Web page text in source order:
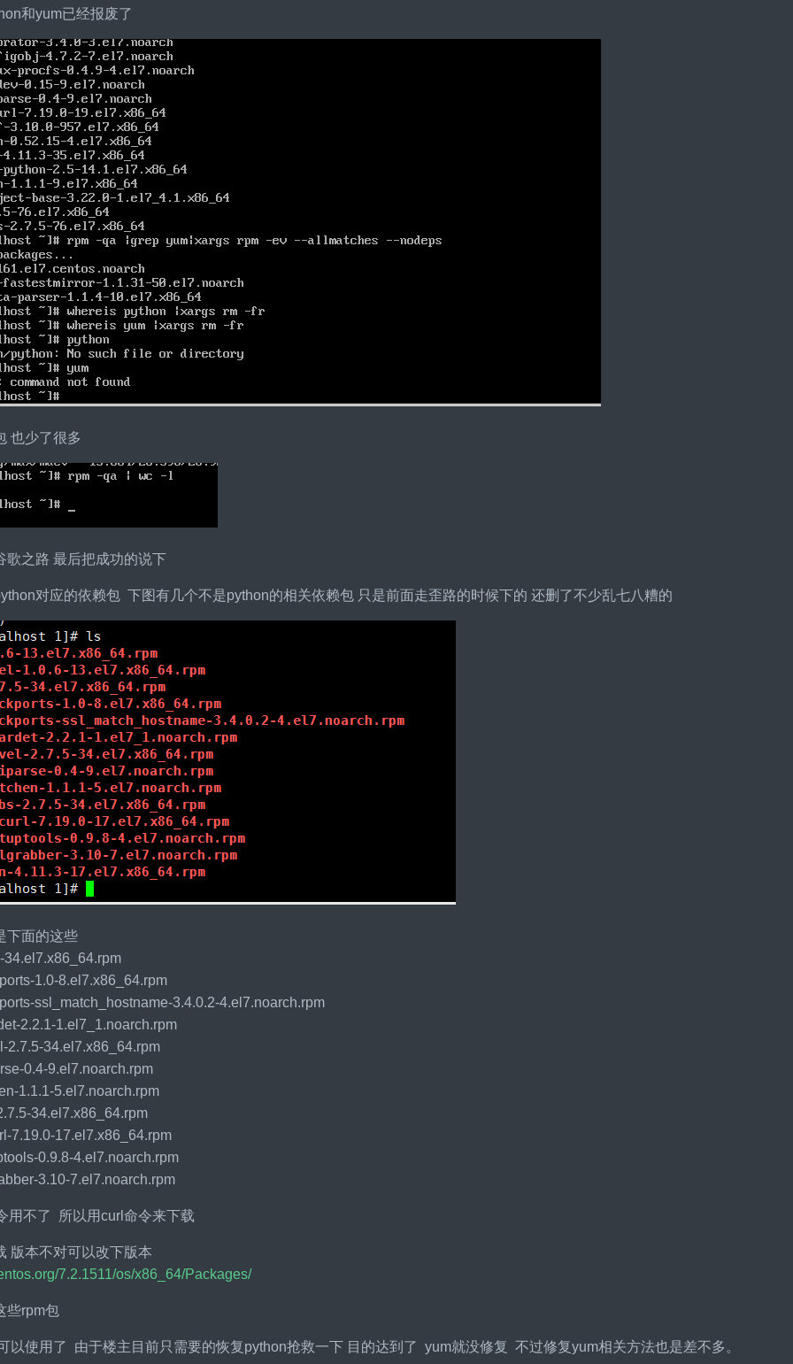
和yum已经报废了
也少了很多
歌之路 最后把成功的说下
对应的依赖包 下图有几个不是python的相关依赖包 只是前面走歪路的时候下的 还删了不少乱七八糟的
下面的这些
34.el7.x86_64.rpm
1.0-8.el7.x86_64.rpm
ssl_match_hostname-3.4.0.2-4.el7.noarch.rpm
2.2.1-1.el7_1.noarch.rpm
2.7.5-34.el7.x86_64.rpm
0.4-9.el7.noarch.rpm
1.1.1-5.el7.noarch.rpm
34.el7.x86_64.rpm
7.19.0-17.el7.x86_64.rpm
0.9.8-4.el7.noarch.rpm
3.10-7.el7.noarch.rpm
用不了 所以用curl命令来下载
版本不对可以改下版本
7.2.1511/os/x86_64/Packages/
些rpm包
以使用了 由于楼主目前只需要的恢复python抢救一下 目的达到了 yum就没修复 不过修复yum相关方法也是差不多。